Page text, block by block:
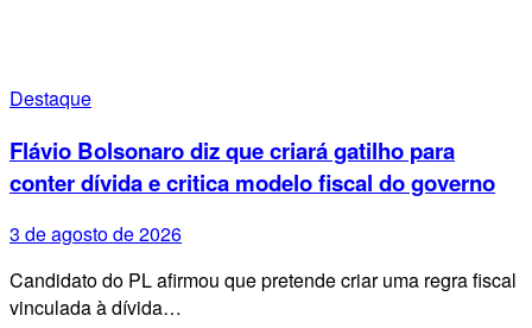
Destaque
Flávio Bolsonaro diz que criará gatilho para
conter dívida e critica modelo fiscal do governo
3 de agosto de 2026
Candidato do PL afirmou que pretende criar uma regra fiscal
vinculada à dívida…